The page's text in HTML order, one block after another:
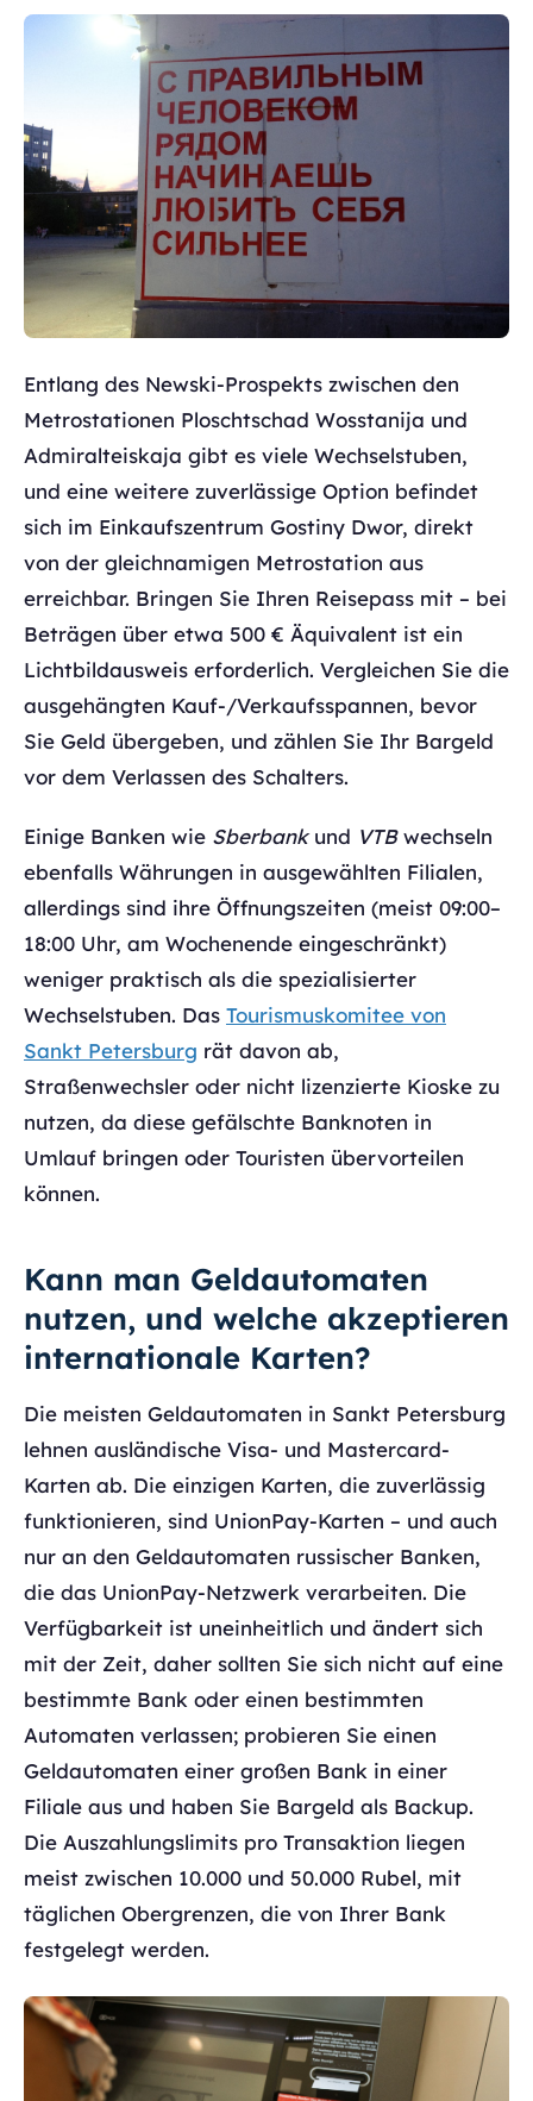
Entlang des Newski-Prospekts zwischen den
Metrostationen Ploschtschad Wosstanija und
Admiralteiskaja gibt es viele Wechselstuben,
und eine weitere zuverlässige Option befindet
sich im Einkaufszentrum Gostiny Dwor, direkt
von der gleichnamigen Metrostation aus
erreichbar. Bringen Sie Ihren Reisepass mit – bei
Beträgen über etwa 500 € Äquivalent ist ein
Lichtbildausweis erforderlich. Vergleichen Sie die
ausgehängten Kauf-/Verkaufsspannen, bevor
Sie Geld übergeben, und zählen Sie Ihr Bargeld
vor dem Verlassen des Schalters.
Einige Banken wie Sberbankund VTBwechseln
ebenfalls Währungen in ausgewählten Filialen,
allerdings sind ihre Öffnungszeiten (meist 09:00–
18:00 Uhr, am Wochenende eingeschränkt)
weniger praktisch als die spezialisierter
Wechselstuben. Das Tourismuskomitee von
Sankt Petersburg rät davon ab,
Straßenwechsler oder nicht lizenzierte Kioske zu
nutzen, da diese gefälschte Banknoten in
Umlauf bringen oder Touristen übervorteilen
können.
Kann man Geldautomaten
nutzen, und welche akzeptieren
internationale Karten?
Die meisten Geldautomaten in Sankt Petersburg
lehnen ausländische Visa- und Mastercard-
Karten ab. Die einzigen Karten, die zuverlässig
funktionieren, sind UnionPay-Karten – und auch
nur an den Geldautomaten russischer Banken,
die das UnionPay-Netzwerk verarbeiten. Die
Verfügbarkeit ist uneinheitlich und ändert sich
mit der Zeit, daher sollten Sie sich nicht auf eine
bestimmte Bank oder einen bestimmten
Automaten verlassen; probieren Sie einen
Geldautomaten einer großen Bank in einer
Filiale aus und haben Sie Bargeld als Backup.
Die Auszahlungslimits pro Transaktion liegen
meist zwischen 10.000 und 50.000 Rubel, mit
täglichen Obergrenzen, die von Ihrer Bank
festgelegt werden.